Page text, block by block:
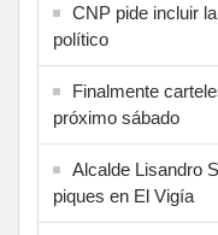
CNP pide incluir
político
Finalmente
próximo sábado
Alcalde Lisandro
piques en El Vigía